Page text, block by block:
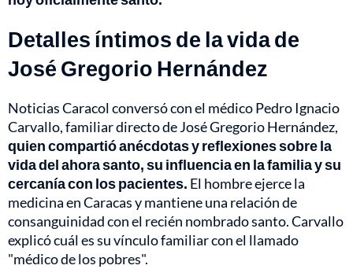
Detalles íntimos de la vida de
José Gregorio Hernández
Noticias Caracol conversó con el médico Pedro Ignacio
Carvallo, familiar directo de José Gregorio Hernández,
quien compartió anécdotas y reflexiones sobre la
vida del ahora santo, su influencia en la familia y su
cercanía con los pacientes. El hombre ejerce la
medicina en Caracas y mantiene una relación de
consanguinidad con el recién nombrado santo. Carvallo
explicó cuál es su vínculo familiar con el llamado
"médico de los pobres".